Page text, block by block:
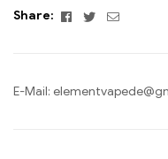
Share:
Facebook
TwitterEmail
E-Mail: